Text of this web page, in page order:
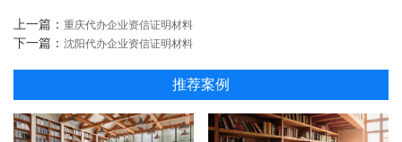
上一篇： 重庆代办企业资信证明材料
下一篇： 沈阳代办企业资信证明材料
推荐案例